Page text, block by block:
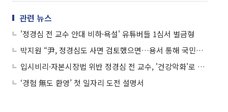
관련 뉴스
'정경심 전 교수 안대 비하·욕설' 유튜버들 1심서 벌금형
박지원 “尹, 정경심도 사면 검토했으면…용서 통해 국민대통합해야”
입시비리·자본시장법 위반 정경심 전 교수, '건강악화'로 형집행정지 신청
‘경험 無도 환영’ 첫 일자리 도전 설명서